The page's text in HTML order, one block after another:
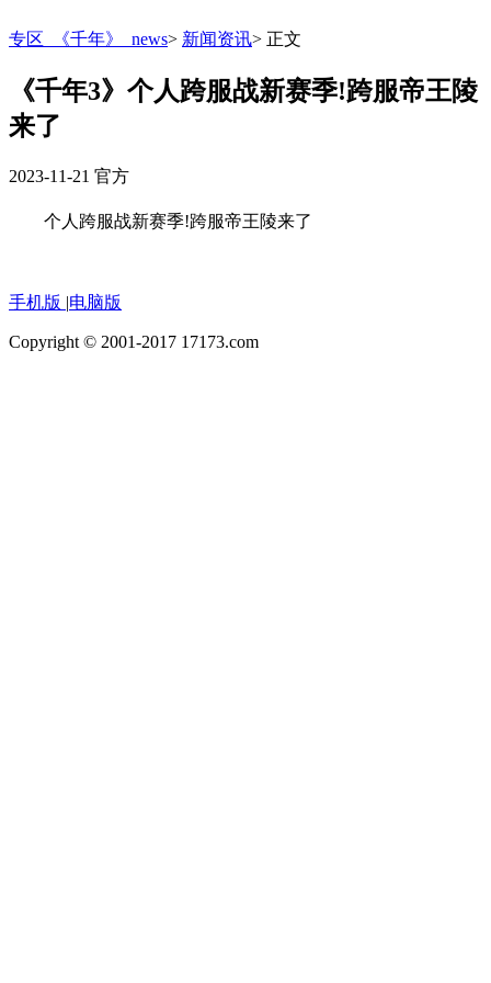
专区_《千年》_news> 新闻资讯> 正文
《千年3》个人跨服战新赛季!跨服帝王陵
来了
2023-11-21 官方
个人跨服战新赛季!跨服帝王陵来了
手机版 |电脑版
Copyright © 2001-2017 17173.com